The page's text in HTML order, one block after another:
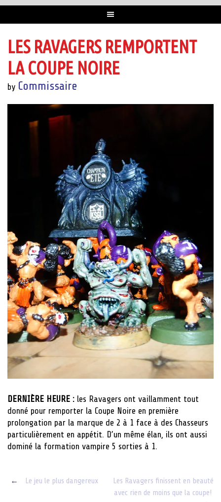
LES RAVAGERS REMPORTENT
LA COUPE NOIRE
by Commissaire
DERNIÈRE HEURE : les Ravagers ont vaillamment tout
donné pour remporter la Coupe Noire en première
prolongation par la marque de 2 à 1 face à des Chasseurs
particulièrement en appétit. D’un même élan, ils ont aussi
dominé la formation vampire 5 sorties à 1.
Post
← Le jeu le plus dangereux
Les Ravagers finissent en beauté
avec rien de moins que la coupe!